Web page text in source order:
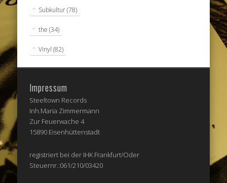
Subkultur(78)
the (34)
Vinyl (82)
Impressum
Steeltown Records
Inh.Maria Zimmermann
Zur Feuerwache 4
15890 Eisenhüttenstadt
registriert bei der IHK Frankfurt/Oder
Steuernr.:061/210/03420